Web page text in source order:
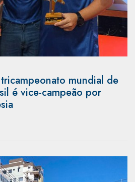
mundial de
é vice-campeão por